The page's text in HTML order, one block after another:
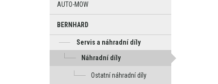
AUTO-MOW
BERNHARD
Servis a náhradní díly
Náhradní díly
Ostatní náhradní díly